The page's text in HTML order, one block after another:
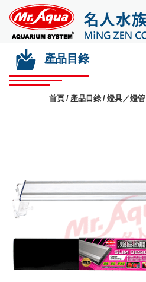
產品目錄
首頁 產品目錄 燈具／燈管